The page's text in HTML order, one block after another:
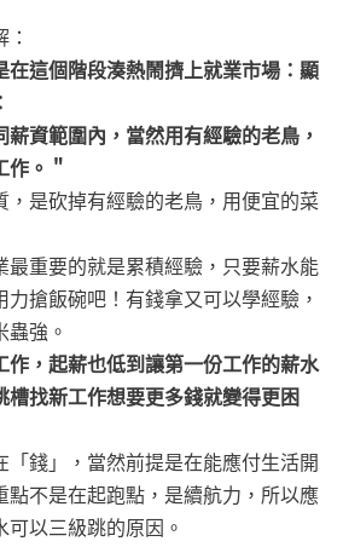
在這個階段湊熱鬧擠上就業市場：顯
資範圍內，當然用有經驗的老鳥，
作。＂
，是砍掉有經驗的老鳥，用便宜的菜
最重要的就是累積經驗，只要薪水能
搶飯碗吧！有錢拿又可以學經驗，
蟲強。
作，起薪也低到讓第一份工作的薪水
槽找新工作想要更多錢就變得更困
「錢」，當然前提是在能應付生活開
點不是在起跑點，是續航力，所以應
以三級跳的原因。